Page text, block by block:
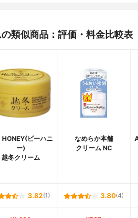
類似商品：評価・料金比較表
HONEY(ビーハニ
ー)
越冬クリーム
なめらか本舗
クリーム NC
3.82(1) 3.80(4)